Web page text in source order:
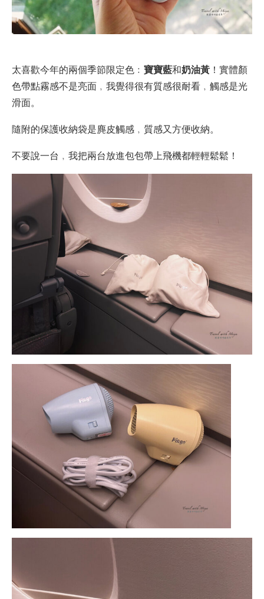
太喜歡今年的兩個季節限定色﹕ 寶寶藍和奶油黃 ！實體顏
色帶點霧感不是亮面﹐我覺得很有質感很耐看﹐觸感是光
滑面。
隨附的保護收納袋是麂皮觸感﹐質感又方便收納。
不要說一台﹐我把兩台放進包包帶上飛機都輕輕鬆鬆！